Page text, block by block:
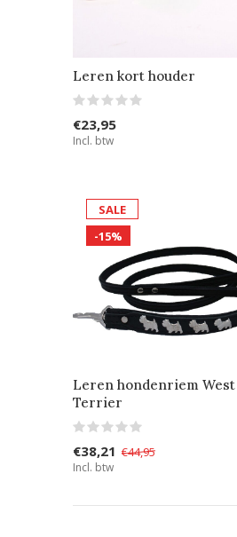
Leren kort houder
€23,95
Incl. btw
SALE
-15%
Leren hondenriem
Terrier
€38,21 €44,95
Incl. btw